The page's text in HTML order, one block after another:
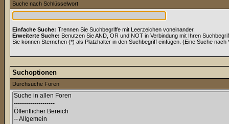
Suche nach Schlüsselwort
Einfache Suche: Trennen Sie Suchbegriffe mit Leerzeichen voneinander.
Erweiterte Suche: Benutzen Sie AND, OR und NOT in Verbindung mit Ihren
Sie können Sternchen (*) als Platzhalter in den Suchbegriff einfügen. (Eine Suche
Suchoptionen
Durchsuche Foren